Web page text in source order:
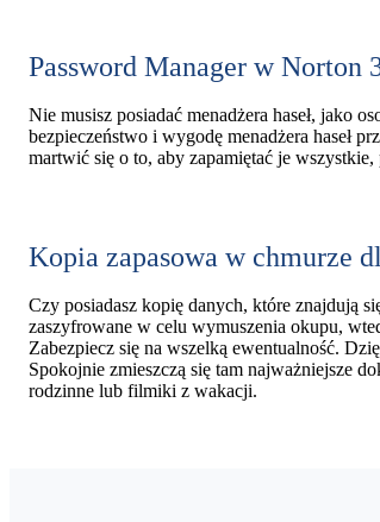
Password Manager w Norton
Nie musisz posiadać menadżera haseł, jako
bezpieczeństwo i wygodę menadżera haseł
martwić się o to, aby zapamiętać je
Kopia zapasowa w chmurze
Czy posiadasz kopię danych, które znajdują
zaszyfrowane w celu wymuszenia okupu,
Zabezpiecz się na wszelką ewentualność.
Spokojnie zmieszczą się tam najważniejsze
rodzinne lub filmiki z wakacji.